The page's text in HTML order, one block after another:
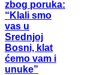
zbog poruka:
“Klali smo
vas u
Srednjoj
Bosni, klat
ćemo vam i
unuke”